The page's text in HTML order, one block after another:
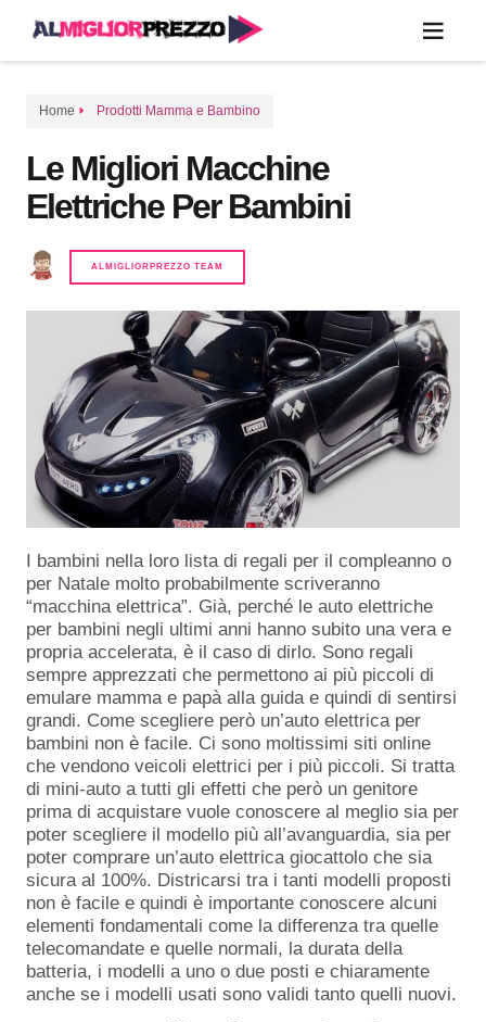
Home Prodotti Mamma e Bambino
Le Migliori Macchine
Elettriche Per Bambini
ALMIGLIORPREZZO TEAM
I bambini nella loro lista di regali per il compleanno o
per Natale molto probabilmente scriveranno
“macchina elettrica”. Già, perché le auto elettriche
per bambini negli ultimi anni hanno subito una vera e
propria accelerata, è il caso di dirlo. Sono regali
sempre apprezzati che permettono ai più piccoli di
emulare mamma e papà alla guida e quindi di sentirsi
grandi. Come scegliere però un’auto elettrica per
bambini non è facile. Ci sono moltissimi siti online
che vendono veicoli elettrici per i più piccoli. Si tratta
di mini-auto a tutti gli effetti che però un genitore
prima di acquistare vuole conoscere al meglio sia per
poter scegliere il modello più all’avanguardia, sia per
poter comprare un’auto elettrica giocattolo che sia
sicura al 100%. Districarsi tra i tanti modelli proposti
non è facile e quindi è importante conoscere alcuni
elementi fondamentali come la differenza tra quelle
telecomandate e quelle normali, la durata della
batteria, i modelli a uno o due posti e chiaramente
anche se i modelli usati sono validi tanto quelli nuovi.